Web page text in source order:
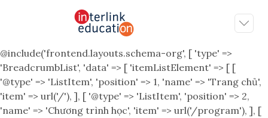
@include('frontend.layouts.schema-org', [ 'type' =>
'BreadcrumbList', 'data' => [ 'itemListElement' => [ [
'@type' => 'ListItem', 'position' => 1, 'name' => 'Trang chủ',
'item' => url('/'), ], [ '@type' => 'ListItem', 'position' => 2,
'name' => 'Chương trình học', 'item' => url('/program'), ], [